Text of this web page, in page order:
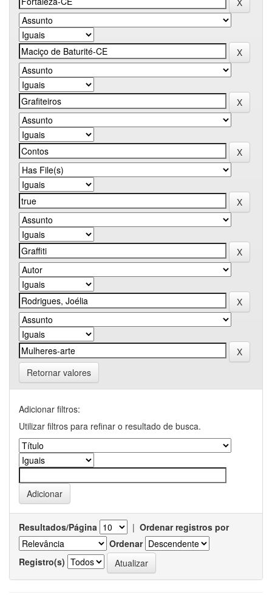
Retornar valores
Adicionar filtros:
Utilizar filtros para refinar o resultado de busca.
Resultados/Página | Ordenar registros por
Ordenar
Registro(s)